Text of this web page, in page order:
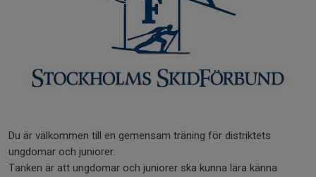
Du är välkommen till en gemensam träning för distriktets
ungdomar och juniorer.
Tanken är att ungdomar och juniorer ska kunna lära känna